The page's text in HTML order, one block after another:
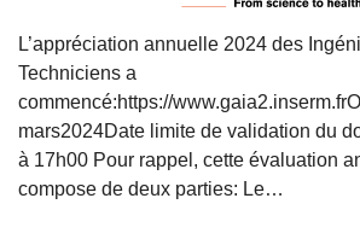
L’appréciation annuelle 2024 des
Techniciens a
commencé:https://
mars2024Date limite de validation du
à 17h00 Pour rappel, cette évaluation
compose de deux parties: Le…